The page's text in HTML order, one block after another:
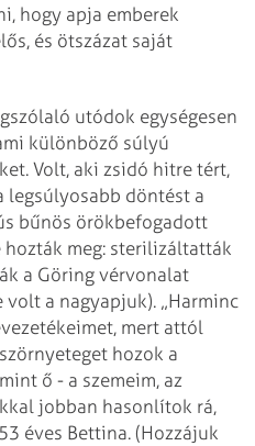
hogy apja emberek
és ötszázat saját
utódok egységesen
különböző súlyú
Volt, aki zsidó hitre tért,
legsúlyosabb döntést a
bűnös örökbefogadott
meg: sterilizáltatták
a Göring vérvonalat
a nagyapjuk). „Harminc
mert attól
hozok a
ő - a szemeim, az
jobban hasonlítok rá,
éves Bettina. (Hozzájuk